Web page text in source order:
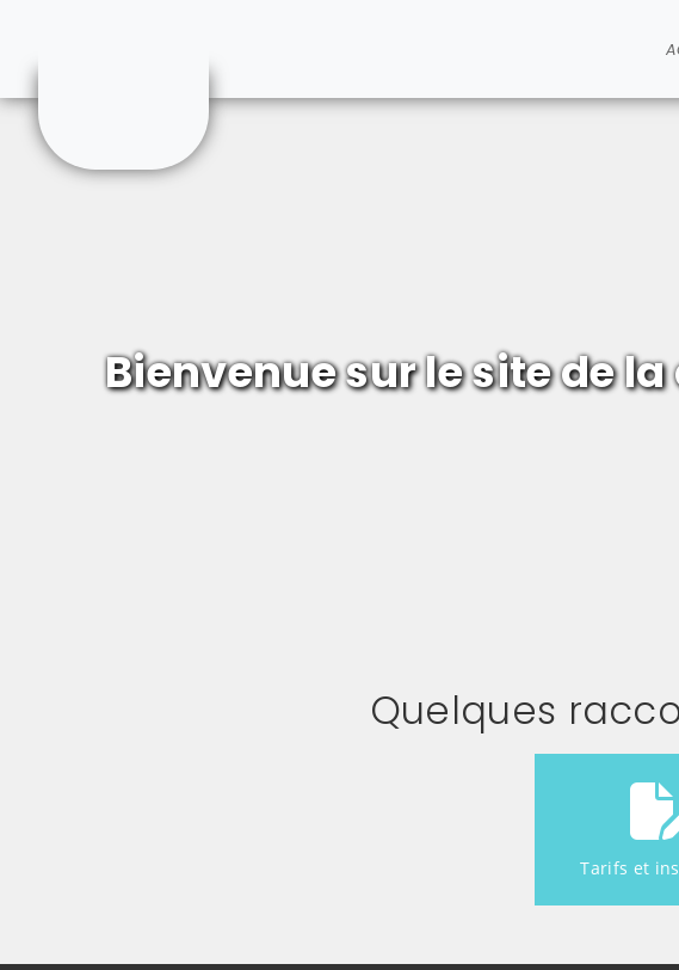
Bienvenue sur le site de
Quelques
Tarifs et